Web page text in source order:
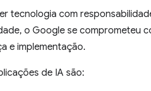
tecnologia com
o Google se comprometeu
e implementação.
de IA são: